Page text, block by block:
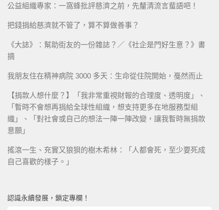
公益組織專家：一窩蜂批評慈濟之前，先釐清流言蜚語吧！
把錢捐給慈濟就不管了，算不算做善事？
《大誌》：幫助街友的一份雜誌？／《社企是門好生意？》書
摘
我朋友住在精神病院 3000 多天：生命從住院開始，戞然而止
【捐款人想什麼？】「我非常重視財報的合理度、透明度」、
「暫時不會想再捐給全球性組織，想支持更多在地服務型組
織」、「對社會或自己的想法一陣一陣改變，讓我暫時無捐款
意願」
搖滾一生、充實又狼狽的樹木希林：「人都會死，至少要死成
自己喜歡的樣子。」
認識永續發展，鎖定專欄！